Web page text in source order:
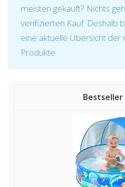
meisten gekauft? Nichts
verifizierten Kauf. Deshalb
eine aktuelle Übersicht der
Produkte.